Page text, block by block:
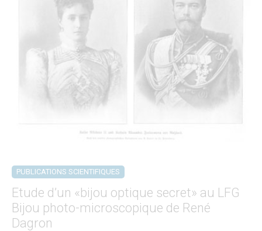
PUBLICATIONS SCIENTIFIQUES
Etude d’un «bijou optique secret» au LFG
Bijou photo-microscopique de René
Dagron